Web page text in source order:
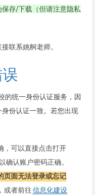
存/下载（但请注意隐私
联系姚舸老师。
的统一身份认证服务，因
份认证一致。若您出现
，可以直接点击打开
以确认账户密码正确。
页面无法登录或忘记
或者前往信息化建设